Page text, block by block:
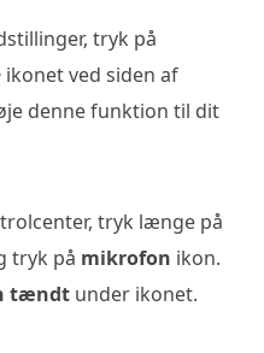
tryk på
ikonet ved siden af
denne funktion til dit
tryk længe på
tryk på mikrofon ikon.
tændt under ikonet.